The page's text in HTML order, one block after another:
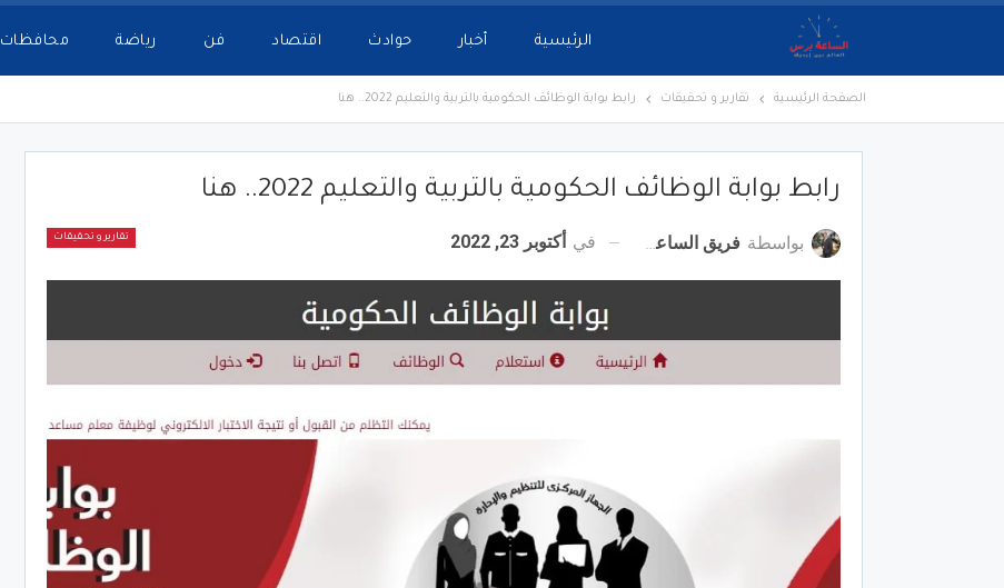
الرئيسية أخبار حوادث اقتصاد فن رياضة محافظات
الصفحة الرئيسية تقارير و تحقيقات رابط بوابة الوظائف الحكومية بالتربية والتعليم 2022.. هنا
رابط بوابة الوظائف الحكومية بالتربية والتعليم 2022.. هنا
تقارير و تحقيقات بواسطة فريق الساعة برس في أكتوبر 23, 2022